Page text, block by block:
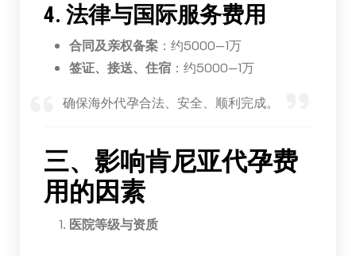
4. 法律与国际服务费用
合同及亲权备案：约5000—1万
签证、接送、住宿：约5000—1万
确保海外代孕合法、安全、顺利完成。
三、影响肯尼亚代孕费
用的因素
医院等级与资质